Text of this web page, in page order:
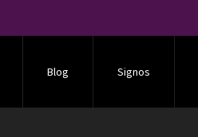
Blog Signos